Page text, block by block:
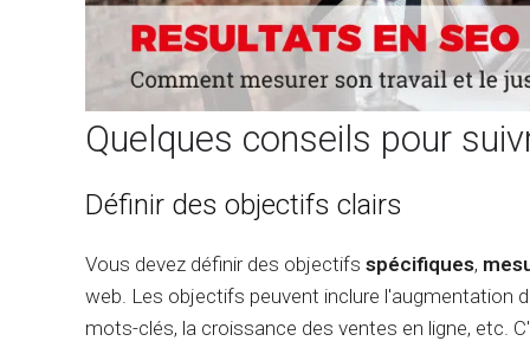
Quelques conseils pour
Définir des objectifs clairs
Vous devez définir des objectifs spécifiques,
web. Les objectifs peuvent inclure l'augmentation
mots-clés, la croissance des ventes en ligne, etc.